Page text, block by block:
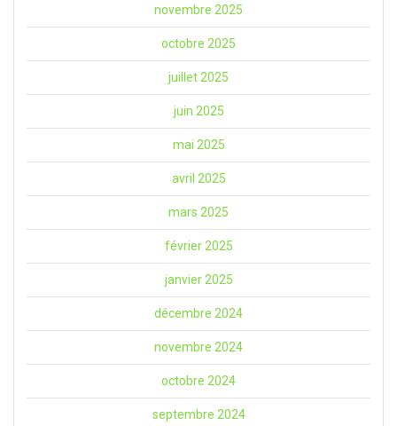
novembre 2025
octobre 2025
juillet 2025
juin 2025
mai 2025
avril 2025
mars 2025
février 2025
janvier 2025
décembre 2024
novembre 2024
octobre 2024
septembre 2024